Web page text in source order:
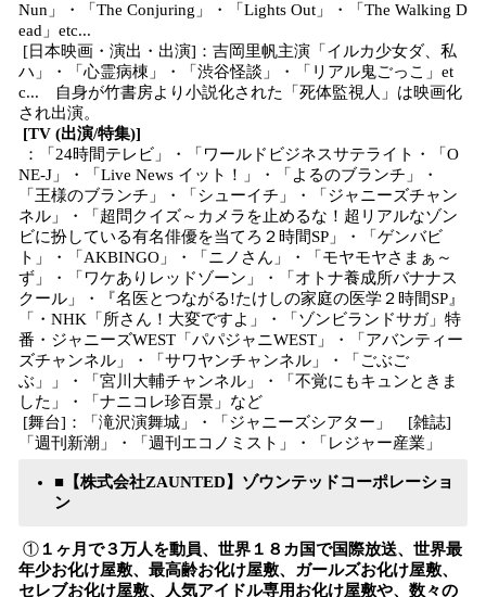
Nun」・「The Conjuring」・「Lights Out」・「The Walking D
ead」etc...
[日本映画・演出・出演]：吉岡里帆主演「イルカ少女ダ、私
ハ」・「心霊病棟」・「渋谷怪談」・「リアル鬼ごっこ」et
c... 自身が竹書房より小説化された「死体監視人」は映画化
され出演。
[TV (出演/特集)]
：「24時間テレビ」・「ワールドビジネスサテライト・「O
NE-J」・「Live News イット！」・「よるのブランチ」・
「王様のブランチ」・「シューイチ」・「ジャニーズチャン
ネル」・「超問クイズ～カメラを止めるな！超リアルなゾン
ビに扮している有名俳優を当てろ２時間SP」・「ゲンバビ
ト」・「AKBINGO」・「ニノさん」・「モヤモヤさまぁ～
ず」・「ワケありレッドゾーン」・「オトナ養成所バナナス
クール」・『名医とつながる!たけしの家庭の医学２時間SP』
「・NHK「所さん！大変ですよ」・「ゾンビランドサガ」特
番・ジャニーズWEST「パパジャニWEST」・「アバンティー
ズチャンネル」・「サワヤンチャンネル」・「ごぶご
ぶ」」・「宮川大輔チャンネル」・「不覚にもキュンときま
した」・「ナニコレ珍百景」など
[舞台]：「滝沢演舞城」・「ジャニーズシアター」 [雑誌]
「週刊新潮」・「週刊エコノミスト」・「レジャー産業」
■【株式会社ZAUNTED】ゾウンテッドコーポレーショ
ン
① １ヶ月で３万人を動員、世界１８カ国で国際放送、世界最
年少お化け屋敷、最高齢お化け屋敷、ガールズお化け屋敷、
セレブお化け屋敷、人気アイドル専用お化け屋敷や、数々の